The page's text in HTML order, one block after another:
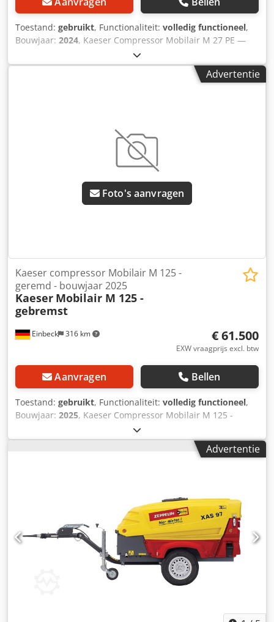
Toestand: gebruikt, Functionaliteit: volledig functioneel,
Bouwjaar: 2024, Kaeser Compressor Mobilair M 27 PE —
Bouwjaar 2024 Gebruikt uit het professionele verhuurpark
van Kurt König Baumaschinen GmbH, Einbeck. Dsdpfoy A E
Eqex Afkjck Luchthamer voor werkzaamheden boven het
onderhouden - Werking: Volledig functioneel - De
productfoto’s zijn voorbeeldfoto’s en tonen het apparaat in
nieuwstaat – de werkelijke staat varieert op basis van
gebruiksduur - Bezichtigen mogelijk op afspraak in 37574
Einbeck Prijs: 10.400 EUR excl. btw | EXW Einbeck |
Levering op aanvraag
Advertentie
Foto's aanvragen
Einbeck 316 km
Kaeser compressor Mobilair M 125 -
geremd - bouwjaar 2025
Kaeser Mobilair M 125 -
gebremst
€ 61.500
EXW vraagprijs excl. btw
Aanvragen Bellen
Toestand: gebruikt, Functionaliteit: volledig functioneel,
Bouwjaar: 2025, Kaeser Compressor Mobilair M 125 -
geremd — Bouwjaar 2025 Dcedpfx Afsy A E Aieksk Gebruikt
uit het professionele verhuurpark van Kurt König
Baumaschinen GmbH, Einbeck. Staat & opmerkingen: -
Bezichtiging in 37574 Einbeck mogelijk op afspraak Prijs
61.500 EUR excl. btw | EXW Einbeck | Levering op
aanvraag
Advertentie